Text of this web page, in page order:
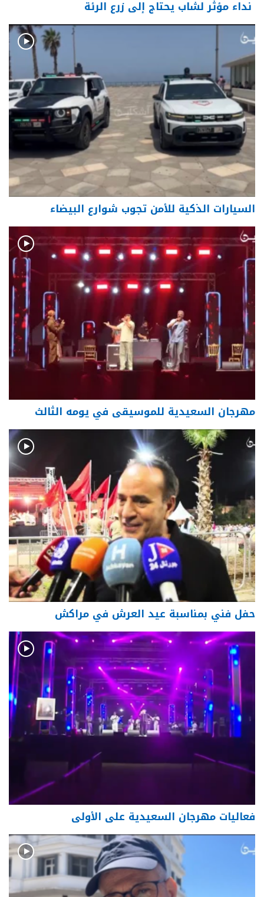
نداء مؤثر لشاب يحتاج إلى زرع الرئة
السيارات الذكية للأمن تجوب شوارع البيضاء
مهرجان السعيدية للموسيقى في يومه الثالث
حفل فني بمناسبة عيد العرش في مراكش
فعاليات مهرجان السعيدية على الأولى